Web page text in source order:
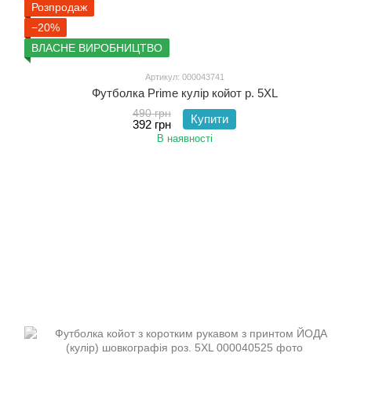
Розпродаж
−20%
ВЛАСНЕ ВИРОБНИЦТВО
Артикул: 000043741
Футболка Prime кулір койот р. 5XL
490 грн
392 грн Купити
В наявності